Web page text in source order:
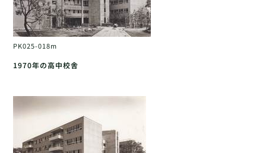
PK025-018m
1970年の高中校舎